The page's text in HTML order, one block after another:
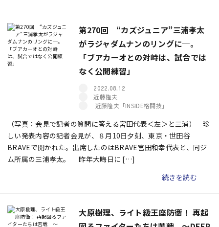
第270回 “カズジュニア”三浦孝太
がラジャダムナンのリングに─。
「ブアカーオとの対峙は、試合では
なく公開練習」
2022.08.12
近藤隆夫
近藤隆夫「INSIDE格闘技」
（写真：会見で記者の質問に答える宮田代表＜左＞と三浦） 珍
しい発表内容の記者会見が、８月10日夕刻、東京・世田谷
BRAVEで開かれた。出席したのはBRAVE宮田和幸代表と、同ジ
ム所属の三浦孝太。 昨年大晦日に […]
続きを読む
大原樹理、ライト級王座防衛！ 再起